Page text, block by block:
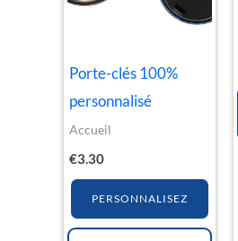
Porte-clés 100%
personnalisé
Accueil
€3.30
PERSONNALISEZ